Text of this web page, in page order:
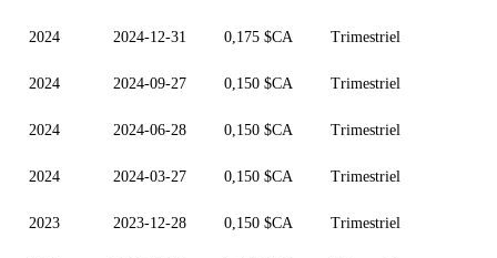
2024 2024-12-31 0,175 $CA Trimestriel
2024 2024-09-27 0,150 $CA Trimestriel
2024 2024-06-28 0,150 $CA Trimestriel
2024 2024-03-27 0,150 $CA Trimestriel
2023 2023-12-28 0,150 $CA Trimestriel